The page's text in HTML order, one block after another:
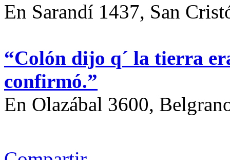
En Sarandí 1437, San
“Colón dijo q´ la tierra
confirmó.”
En Olazábal 3600,